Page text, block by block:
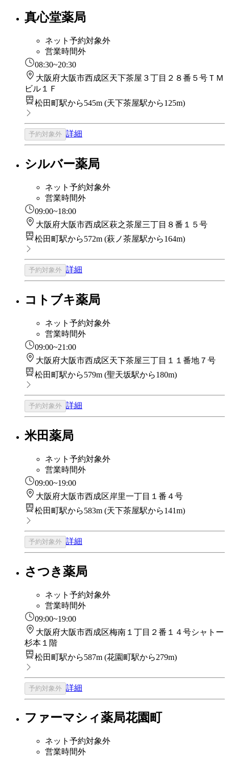
真心堂薬局
ネット予約対象外
営業時間外
08:30~20:30
大阪府大阪市西成区天下茶屋３丁目２８番５号ＴＭ
ビル１Ｆ
松田町駅から545m (天下茶屋駅から125m)
予約対象外 詳細
シルバー薬局
ネット予約対象外
営業時間外
09:00~18:00
大阪府大阪市西成区萩之茶屋三丁目８番１５号
松田町駅から572m (萩ノ茶屋駅から164m)
予約対象外 詳細
コトブキ薬局
ネット予約対象外
営業時間外
09:00~21:00
大阪府大阪市西成区天下茶屋三丁目１１番地７号
松田町駅から579m (聖天坂駅から180m)
予約対象外 詳細
米田薬局
ネット予約対象外
営業時間外
09:00~19:00
大阪府大阪市西成区岸里一丁目１番４号
松田町駅から583m (天下茶屋駅から141m)
予約対象外 詳細
さつき薬局
ネット予約対象外
営業時間外
09:00~19:00
大阪府大阪市西成区梅南１丁目２番１４号シャトー
杉本１階
松田町駅から587m (花園町駅から279m)
予約対象外 詳細
ファーマシィ薬局花園町
ネット予約対象外
営業時間外